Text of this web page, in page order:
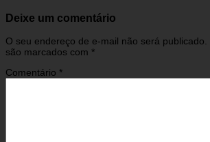
Deixe um comentário
O seu endereço de e-mail não será publicado.
são marcados com *
Comentário *